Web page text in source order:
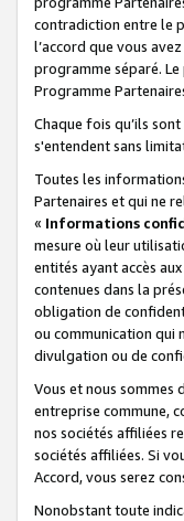
contradiction entre le
l’accord que vous
programme séparé.
Programme
Chaque fois qu’ils
s'entendent sans
Toutes les
Partenaires et qui ne
« Informations
mesure où leur
entités ayant accès
contenues dans la
obligation de
ou communication qui
divulgation ou de
Vous et nous sommes
entreprise commune,
nos sociétés affiliées
sociétés affiliées. Si
Accord, vous serez
Nonobstant toute